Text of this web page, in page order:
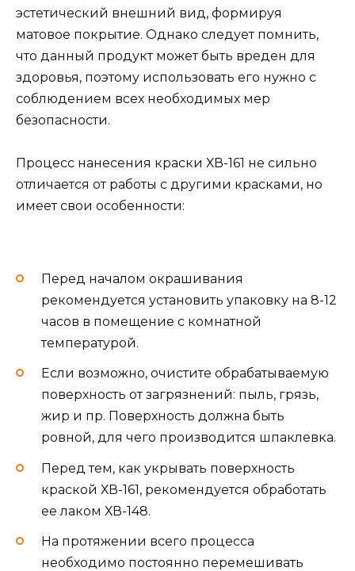
эстетический внешний вид, формируя
матовое покрытие. Однако следует помнить,
что данный продукт может быть вреден для
здоровья, поэтому использовать его нужно с
соблюдением всех необходимых мер
безопасности.
Процесс нанесения краски ХВ-161 не сильно
отличается от работы с другими красками, но
имеет свои особенности:
Перед началом окрашивания
рекомендуется установить упаковку на 8-12
часов в помещение с комнатной
температурой.
Если возможно, очистите обрабатываемую
поверхность от загрязнений: пыль, грязь,
жир и пр. Поверхность должна быть
ровной, для чего производится шпаклевка.
Перед тем, как укрывать поверхность
краской ХВ-161, рекомендуется обработать
ее лаком ХВ-148.
На протяжении всего процесса
необходимо постоянно перемешивать